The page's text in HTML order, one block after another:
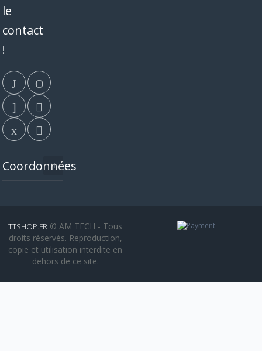
le
contact
!
Coordonnées
TTSHOP.FR © AM TECH - Tous
droits réservés. Reproduction,
copie et utilisation interdite en
dehors de ce site.